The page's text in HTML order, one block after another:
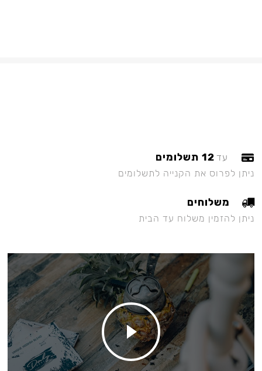
עד 12 תשלומים
ניתן לפרוס את הקנייה לתשלומים
משלוחים
ניתן להזמין משלוח עד הבית